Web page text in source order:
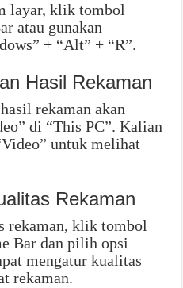
layar, klik tombol
atau gunakan
+ “Alt” + “R”.
Hasil Rekaman
rekaman akan
di “This PC”. Kalian
untuk melihat
Rekaman
rekaman, klik tombol
Bar dan pilih opsi
mengatur kualitas
rekaman.